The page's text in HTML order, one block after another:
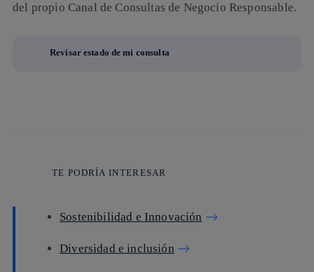
del propio Canal de Consultas de Negocio Responsable.
Revisar estado de mi consulta
TE PODRÍA INTERESAR
Sostenibilidad e Innovación
Diversidad e inclusión